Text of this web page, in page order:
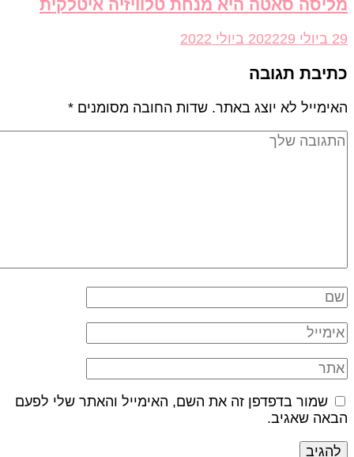
סאטה היא מנחת טלוויזיה איטלקית
29 ביולי 2022
תגובה
לא יוצג באתר. שדות החובה מסומנים*
שמור בדפדפן זה את השם, האימייל והאתר שלי לפעם
שאגיב.